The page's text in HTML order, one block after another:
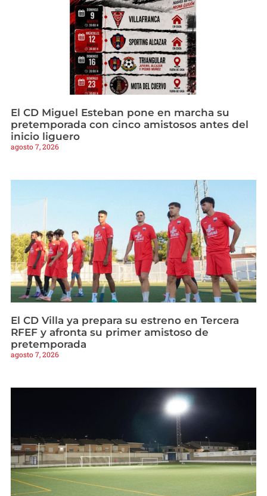
El CD Miguel Esteban pone en marcha su
pretemporada con cinco amistosos antes del
inicio liguero
agosto 7, 2026
El CD Villa ya prepara su estreno en Tercera
RFEF y afronta su primer amistoso de
pretemporada
agosto 7, 2026